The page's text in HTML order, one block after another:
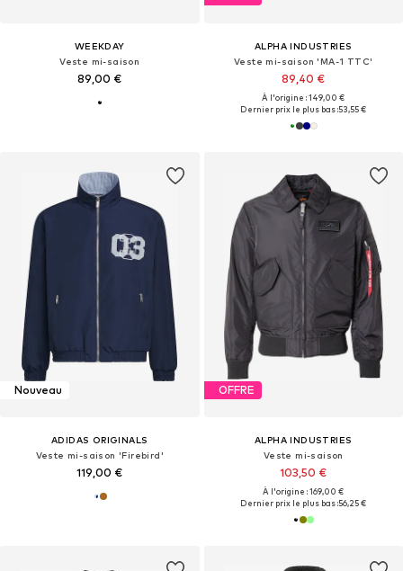
WEEKDAY
Veste mi-saison
89,00 €
ALPHA INDUSTRIES
Veste mi-saison 'MA-1 TTC'
89,40 €
À l'origine : 149,00 €
Dernier prix le plus bas :53,55 €
Nouveau
ADIDAS ORIGINALS
Veste mi-saison 'Firebird'
119,00 €
OFFRE
ALPHA INDUSTRIES
Veste mi-saison
103,50 €
À l'origine : 169,00 €
Dernier prix le plus bas :56,25 €